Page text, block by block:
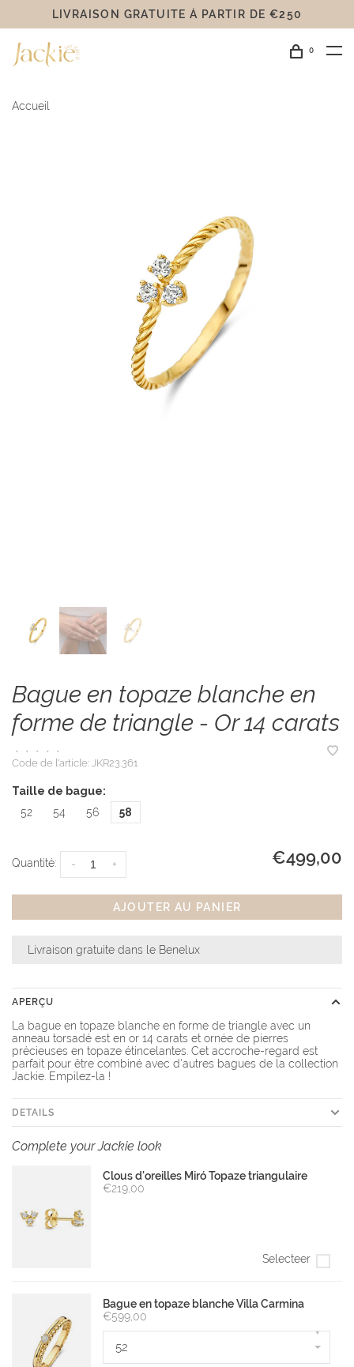
LIVRAISON GRATUITE Á PARTIR DE €250
0
Accueil
Bague en topaze blanche en
forme de triangle - Or 14 carats
• • • •
•
Code de l'article: JKR23.361
Taille de bague:
52
54 56 58
Quantité: +
- €499,00
AJOUTER AU PANIER
Livraison gratuite dans le Benelux
APERÇU
La bague en topaze blanche en forme de triangle avec un
anneau torsadé est en or 14 carats et ornée de pierres
précieuses en topaze étincelantes. Cet accroche-regard est
parfait pour être combiné avec d'autres bagues de la collection
Jackie. Empilez-la !
DETAILS
Complete your Jackie look
Clous d'oreilles Miró Topaze triangulaire
€219,00
Selecteer
Bague en topaze blanche Villa Carmina
€599,00
52
▾